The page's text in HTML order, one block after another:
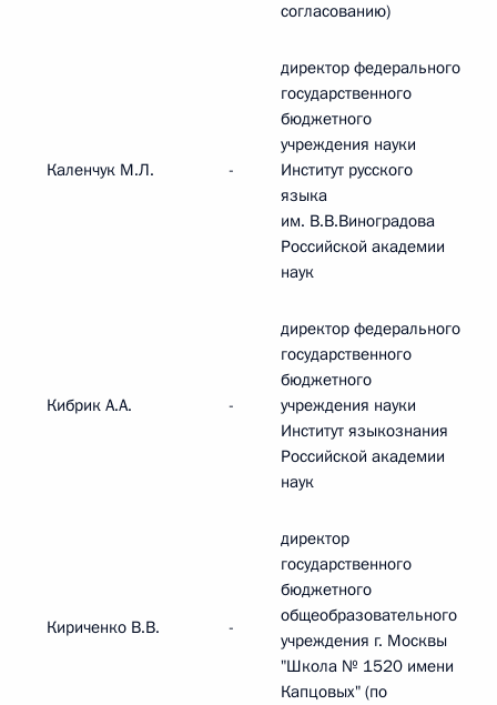
согласованию)
Каленчук M.Л. -
директор федерального
государственного
бюджетного
учреждения науки
Институт русского
языка
им. В.В.Виноградова
Российской академии
наук
Кибрик А.А. -
директор федерального
государственного
бюджетного
учреждения науки
Институт языкознания
Российской академии
наук
Кириченко В.В. -
директор
государственного
бюджетного
общеобразовательного
учреждения г. Москвы
"Школа № 1520 имени
Капцовых" (по